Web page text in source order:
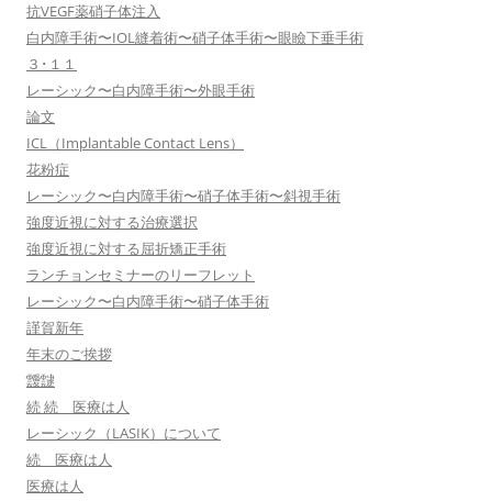
抗VEGF薬硝子体注入
白内障手術〜IOL縫着術〜硝子体手術〜眼瞼下垂手術
３･１１
レーシック〜白内障手術〜外眼手術
論文
ICL（Implantable Contact Lens）
花粉症
レーシック〜白内障手術〜硝子体手術〜斜視手術
強度近視に対する治療選択
強度近視に対する屈折矯正手術
ランチョンセミナーのリーフレット
レーシック〜白内障手術〜硝子体手術
謹賀新年
年末のご挨拶
靉靆
続 続 医療は人
レーシック（LASIK）について
続 医療は人
医療は人